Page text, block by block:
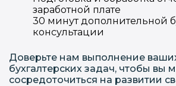
заработной плате
30 минут дополнительной
консультации
Доверьте нам выполнение
бухгалтерских задач, чтобы вы
сосредоточиться на развитии